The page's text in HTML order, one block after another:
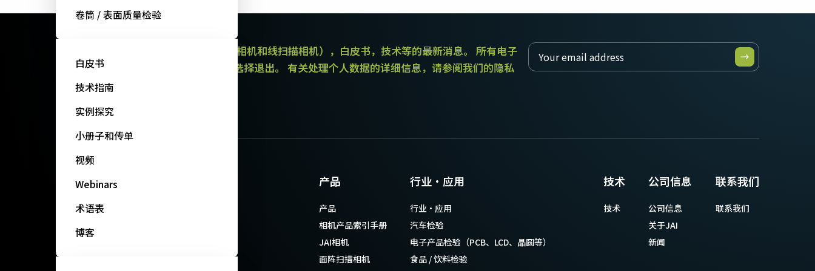
单传感器单色
单色CMOS传感器线阵扫描相机同时具备高
分辨率和超快的扫描速度。分辨率最高可
三线彩色
对于不需要JAI的棱镜技术提供的超高色彩
精确度的应用，三线相机可以提供出色的
波红外(SWIR)光线。该相机能够以SWIR光
了尖端的棱镜技术，可为线阵扫描彩色成
4传感器RGB+NIR（棱镜式）
4传感器线阵扫描相机设计用于同时捕获可
(NIR)光谱中的图像数据。
4传感器R-G-B + SWIR（棱镜
式）
4传感器机器视觉线阵扫描相机，可捕获可
见光谱中的RGB图像数据和短波红外波段
光谱中的图像数据。
卷筒 / 表面质量检验
白皮书
技术指南
实例探究
小册子和传单
视频
Webinars
术语表
博客
JAI的电子通讯提供有关产品（区域扫描相机和线扫描相机），白皮书，技术等的最新消息。 所有电子
通讯都包含取消订阅链接。 您可以随时选择退出。 有关处理个人数据的详细信息，请参阅我们的隐私
政策。
产品
产品
相机产品索引手册
JAI相机
面阵扫描相机
行业·应用
行业·应用
汽车检验
电子产品检验（PCB、LCD、晶圆等）
食品 / 饮料检验
技术
技术
公司信息
公司信息
关于JAI
新闻
联系我们
联系我们